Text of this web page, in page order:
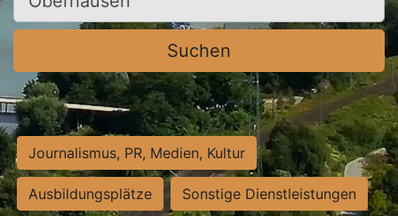
Suchen
Journalismus, PR, Medien, Kultur
Ausbildungsplätze Sonstige Dienstleistungen